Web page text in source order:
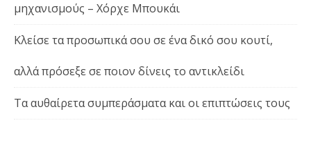
μηχανισμούς – Χόρχε Μπουκάι
Κλείσε τα προσωπικά σου σε ένα δικό σου κουτί,
αλλά πρόσεξε σε ποιον δίνεις το αντικλείδι
Τα αυθαίρετα συμπεράσματα και οι επιπτώσεις τους